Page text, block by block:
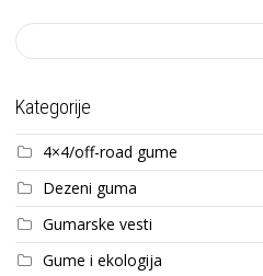
Kategorije
4×4/off-road gume
Dezeni guma
Gumarske vesti
Gume i ekologija